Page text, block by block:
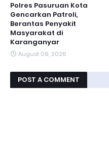
Polres Pasuruan Kota
Gencarkan Patroli,
Berantas Penyakit
Masyarakat di
Karanganyar
August 09, 2026
POST A COMMENT